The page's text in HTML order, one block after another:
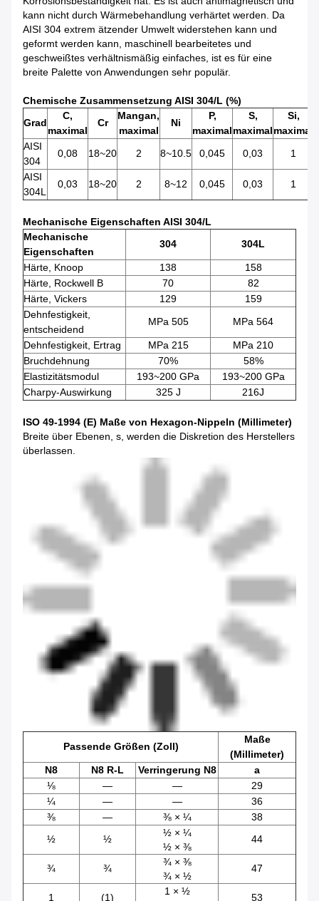
kann nicht durch Wärmebehandlung verhärtet werden. Da
AISI 304 extrem ätzender Umwelt widerstehen kann und
geformt werden kann, maschinell bearbeitetes und
geschweißtes verhältnismäßig einfaches, ist es für eine
breite Palette von Anwendungen sehr populär.
Chemische Zusammensetzung AISI 304/L (%)
Grad
C,
maximal
Cr
Mangan,
maximal
Ni
P,
maximal
S,
maximal
Si,
maximal
AISI
304
0,08 18~20 2 8~10.5 0,045 0,03 1
AISI
304L
0,03 18~20 2 8~12 0,045 0,03 1
Mechanische Eigenschaften AISI 304/L
Mechanische
Eigenschaften
304 304L
Härte, Knoop 138
158
Härte, Rockwell B
70
82
Härte, Vickers
129
159
Dehnfestigkeit,
entscheidend
MPa 505 MPa 564
Dehnfestigkeit, Ertrag MPa 215
MPa 210
Bruchdehnung
70%
58%
Elastizitätsmodul
193~200 GPa
193~200 GPa
Charpy-Auswirkung
325 J 216J
ISO 49-1994 (E) Maße von Hexagon-Nippeln (Millimeter)
Breite über Ebenen, s, werden die Diskretion des Herstellers
überlassen.
Passende Größen (Zoll)
Maße
(Millimeter)
N8
N8 R-L Verringerung N8
a
⅛
— —
29
¼
— —
36
⅜
— ⅜ × ¼
38
½
½
½ × ¼
½ × ⅜
44
¾ ¾
¾ × ⅜
¾ × ½
47
1 (1)
1 × ½
53